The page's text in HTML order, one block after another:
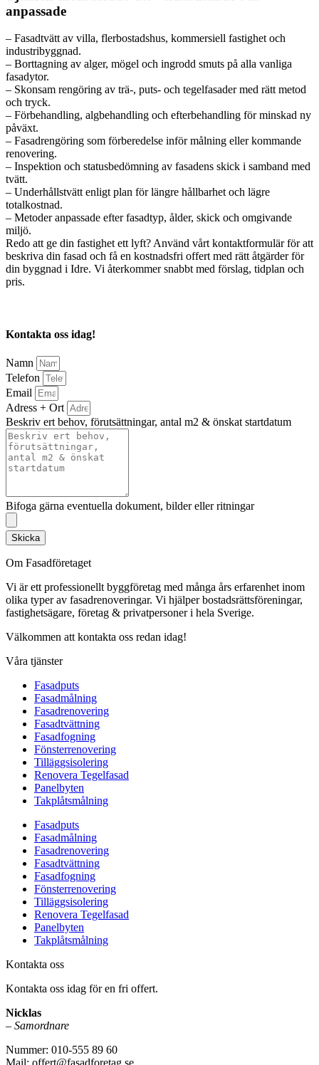
anpassade
– Fasadtvätt av villa, flerbostadshus, kommersiell fastighet och
industribyggnad.
– Borttagning av alger, mögel och ingrodd smuts på alla vanliga
fasadytor.
– Skonsam rengöring av trä-, puts- och tegelfasader med rätt metod
och tryck.
– Förbehandling, algbehandling och efterbehandling för minskad ny
påväxt.
– Fasadrengöring som förberedelse inför målning eller kommande
renovering.
– Inspektion och statusbedömning av fasadens skick i samband med
tvätt.
– Underhållstvätt enligt plan för längre hållbarhet och lägre
totalkostnad.
– Metoder anpassade efter fasadtyp, ålder, skick och omgivande
miljö.
Redo att ge din fastighet ett lyft? Använd vårt kontaktformulär för att
beskriva din fasad och få en kostnadsfri offert med rätt åtgärder för
din byggnad i Idre. Vi återkommer snabbt med förslag, tidplan och
pris.
Kontakta oss idag!
Namn
Telefon
Email
Adress + Ort
Beskriv ert behov, förutsättningar, antal m2 & önskat startdatum
Bifoga gärna eventuella dokument, bilder eller ritningar
Skicka
Om Fasadföretaget
Vi är ett professionellt byggföretag med många års erfarenhet inom
olika typer av fasadrenoveringar. Vi hjälper bostadsrättsföreningar,
fastighetsägare, företag & privatpersoner i hela Sverige.
Välkommen att kontakta oss redan idag!
Våra tjänster
Fasadputs
Fasadmålning
Fasadrenovering
Fasadtvättning
Fasadfogning
Fönsterrenovering
Tilläggsisolering
Renovera Tegelfasad
Panelbyten
Takplåtsmålning
Fasadputs
Fasadmålning
Fasadrenovering
Fasadtvättning
Fasadfogning
Fönsterrenovering
Tilläggsisolering
Renovera Tegelfasad
Panelbyten
Takplåtsmålning
Kontakta oss
Kontakta oss idag för en fri offert.
Nicklas
– Samordnare
Nummer: 010-555 89 60
Mail: offert@fasadforetag.se